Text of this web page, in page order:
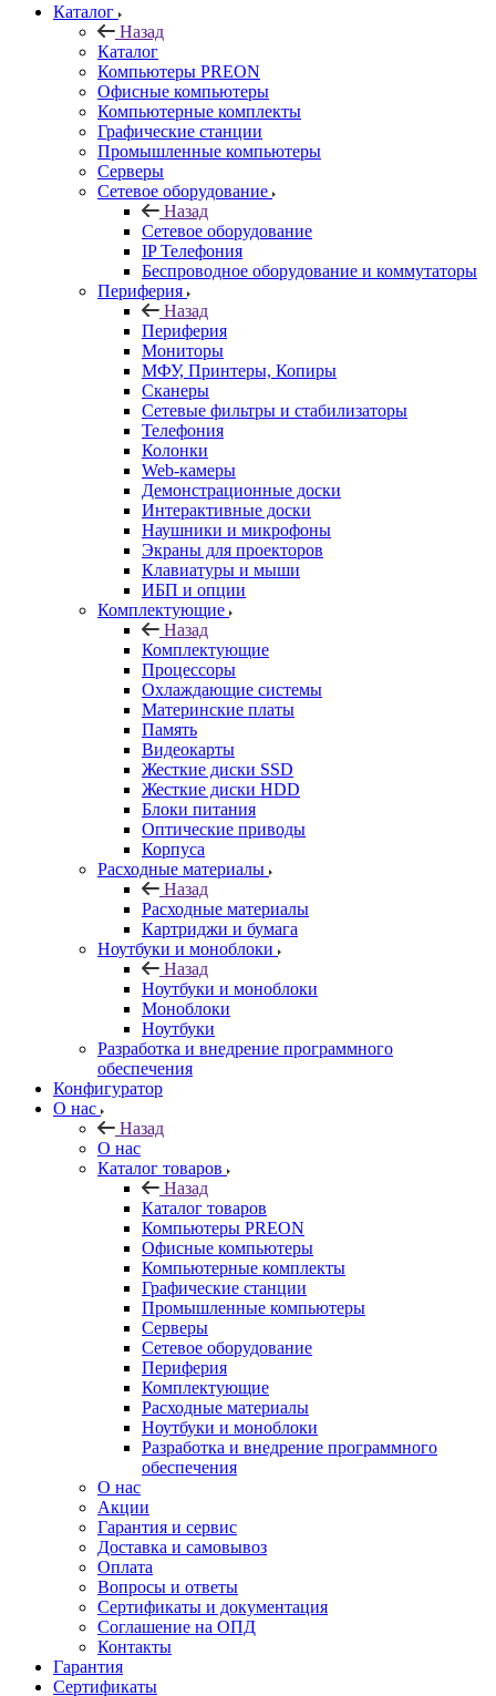
Каталог
Назад
Каталог
Компьютеры PREON
Офисные компьютеры
Компьютерные комплекты
Графические станции
Промышленные компьютеры
Серверы
Сетевое оборудование
Назад
Сетевое оборудование
IP Телефония
Беспроводное оборудование и коммутаторы
Периферия
Назад
Периферия
Мониторы
МФУ, Принтеры, Копиры
Сканеры
Сетевые фильтры и стабилизаторы
Телефония
Колонки
Web-камеры
Демонстрационные доски
Интерактивные доски
Наушники и микрофоны
Экраны для проекторов
Клавиатуры и мыши
ИБП и опции
Комплектующие
Назад
Комплектующие
Процессоры
Охлаждающие системы
Материнские платы
Память
Видеокарты
Жесткие диски SSD
Жесткие диски HDD
Блоки питания
Оптические приводы
Корпуса
Расходные материалы
Назад
Расходные материалы
Картриджи и бумага
Ноутбуки и моноблоки
Назад
Ноутбуки и моноблоки
Моноблоки
Ноутбуки
Разработка и внедрение программного
обеспечения
Конфигуратор
О нас
Назад
О нас
Каталог товаров
Назад
Каталог товаров
Компьютеры PREON
Офисные компьютеры
Компьютерные комплекты
Графические станции
Промышленные компьютеры
Серверы
Сетевое оборудование
Периферия
Комплектующие
Расходные материалы
Ноутбуки и моноблоки
Разработка и внедрение программного
обеспечения
О нас
Акции
Гарантия и сервис
Доставка и самовывоз
Оплата
Вопросы и ответы
Сертификаты и документация
Соглашение на ОПД
Контакты
Гарантия
Сертификаты